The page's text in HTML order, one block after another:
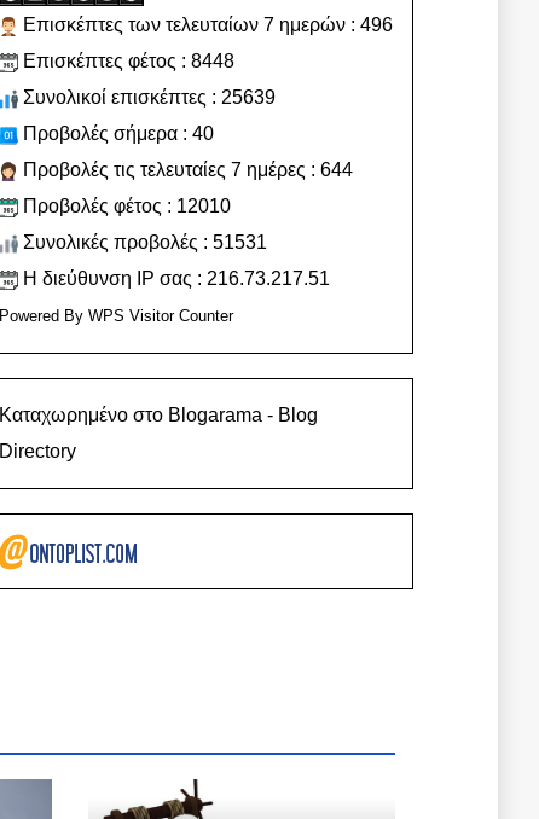
Επισκέπτες των τελευταίων 7 ημερών : 496
Επισκέπτες φέτος : 8448
Συνολικοί επισκέπτες : 25639
Προβολές σήμερα : 40
Προβολές τις τελευταίες 7 ημέρες : 644
Προβολές φέτος : 12010
Συνολικές προβολές : 51531
Η διεύθυνση IP σας : 216.73.217.51
Powered ByWPS Visitor Counter
Καταχωρημένο στο Blogarama - Blog
Directory